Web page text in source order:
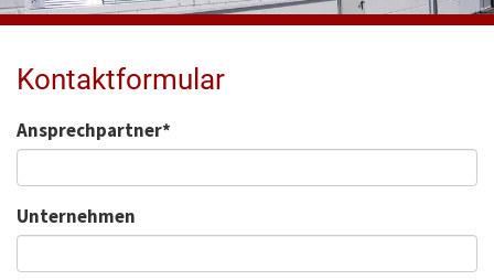
Kontaktformular
Ansprechpartner*
Unternehmen